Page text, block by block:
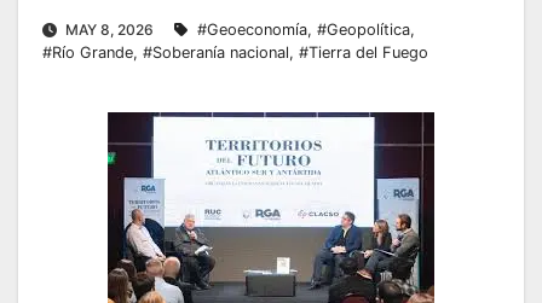
MAY 8, 2026 #Geoeconomía, #Geopolítica,
#Río Grande, #Soberanía nacional, #Tierra del Fuego